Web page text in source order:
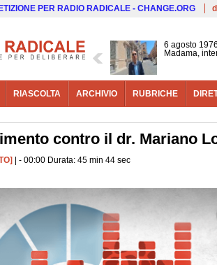
PER RADIO RADICALE - CHANGE.ORG
6 agosto
Madama,
RIASCOLTA ARCHIVIO RUBRICHE
contro il dr. Mariano
| - 00:00 Durata: 45 min 44 sec